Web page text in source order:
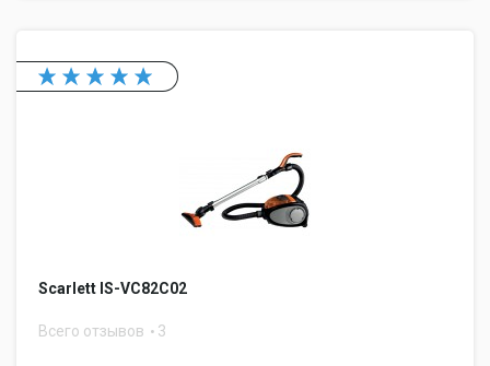
Scarlett IS-VC82C02
Всего отзывов 3